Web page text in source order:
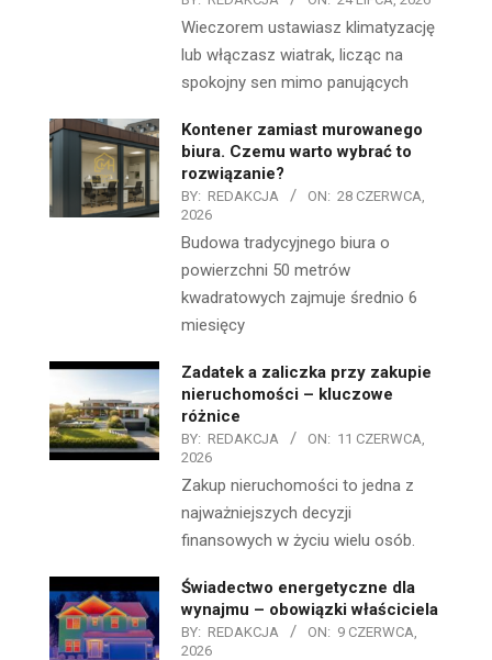
Wieczorem ustawiasz klimatyzację
lub włączasz wiatrak, licząc na
spokojny sen mimo panujących
Kontener zamiast murowanego
biura. Czemu warto wybrać to
rozwiązanie?
BY: REDAKCJA ON: 28 CZERWCA,
2026
Budowa tradycyjnego biura o
powierzchni 50 metrów
kwadratowych zajmuje średnio 6
miesięcy
Zadatek a zaliczka przy zakupie
nieruchomości – kluczowe
różnice
BY: REDAKCJA ON: 11 CZERWCA,
2026
Zakup nieruchomości to jedna z
najważniejszych decyzji
finansowych w życiu wielu osób.
Świadectwo energetyczne dla
wynajmu – obowiązki właściciela
BY: REDAKCJA ON: 9 CZERWCA,
2026